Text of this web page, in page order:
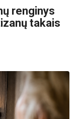
renginys
takais